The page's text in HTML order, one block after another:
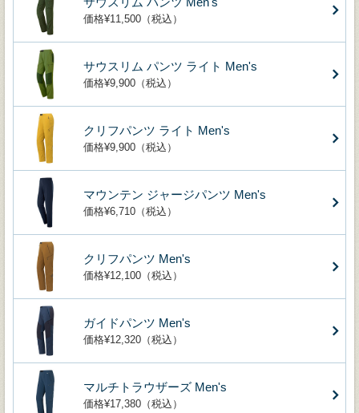
価格¥11,500（税込）
サウスリム パンツ ライト Men's
価格¥9,900（税込）
クリフパンツ ライト Men's
価格¥9,900（税込）
マウンテン ジャージパンツ Men's
価格¥6,710（税込）
クリフパンツ Men's
価格¥12,100（税込）
ガイドパンツ Men's
価格¥12,320（税込）
マルチトラウザーズ Men's
価格¥17,380（税込）